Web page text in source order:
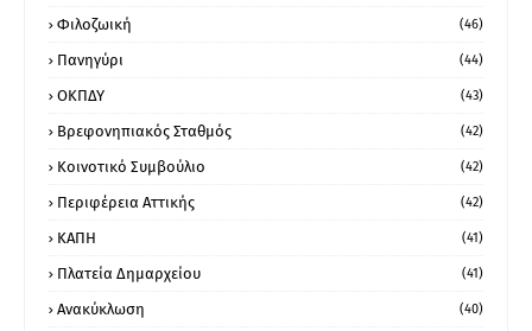
Φιλοζωική (46)
Πανηγύρι (44)
ΟΚΠΔΥ (43)
Βρεφονηπιακός Σταθμός (42)
Κοινοτικό Συμβούλιο (42)
Περιφέρεια Αττικής (42)
ΚΑΠΗ (41)
Πλατεία Δημαρχείου (41)
Ανακύκλωση (40)